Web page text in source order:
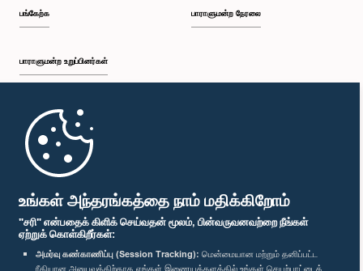
உங்கள் அந்தரங்கத்தை நாம் மதிக்கிறோம்
"சரி" என்பதைக் கிளிக் செய்வதன் மூலம், பின்வருவனவற்றை நீங்கள்
ஏற்றுக் கொள்கிறீர்கள்:
அமர்வு கண்காணிப்பு (Session Tracking): மென்மையான மற்றும் தனிப்பட்ட
ரீதியான அனுபவத்திற்காக எங்கள் இணையத்தளத்தில் உங்கள் செயற்பாட்டைக்
பங்கேற்க
பாராளுமன்ற உறுப்பினர்கள்
முதற்பக்கம்
பாராளுமன்ற நேரலை
பாராளுமன்ற கையடக்க செயலி
எம்மை பின்தொடர்க :